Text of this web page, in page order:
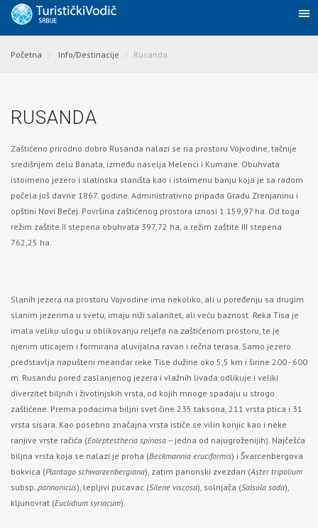
Početna Info/Destinacije Rusanda
RUSANDA
Zaštićeno prirodno dobro Rusanda nalazi se na prostoru Vojvodine, tačnije
središnjem delu Banata, između naselja Melenci i Kumane. Obuhvata
istoimeno jezero i slatinska staništa kao i istoimenu banju koja je sa radom
počela još davne 1867. godine. Administrativno pripada Gradu Zrenjaninu i
opštini Novi Bečej. Površina zaštićenog prostora iznosi 1.159,97 ha. Od toga
režim zaštite II stepena obuhvata 397,72 ha, a režim zaštite III stepena
762,25 ha.
Slanih jezera na prostoru Vojvodine ima nekoliko, ali u poređenju sa drugim
slanim jezerima u svetu, imaju niži salanitet, ali veću baznost. Reka Tisa je
imala veliku ulogu u oblikovanju reljefa na zaštićenom prostoru, te je
njenim uticajem i formirana aluvijalna ravan i rečna terasa. Samo jezero
predstavlja napušteni meandar reke Tise dužine oko 5,5 km i širine 200 - 600
m. Rusandu pored zaslanjenog jezera i vlažnih livada odlikuje i veliki
diverzitet biljnih i životinjskih vrsta, od kojih mnoge spadaju u strogo
zaštićene. Prema podacima biljni svet čine 235 taksona, 211 vrsta ptica i 31
vrsta sisara. Kao posebno značajna vrsta ističe se vilin konjic kao i neke
ranjive vrste račića (Eoleptestheria spinosa – jedna od najugroženijih). Najčešća
biljna vrsta koja se nalazi je proha (Beckmannia eruciformis) i Švarcenbergova
bokvica (Plantago schwarzenbergiana), zatim panonski zvezdan (Aster tripolium
subsp. pannonicus), lepljivi pucavac (Silene viscosa), solnjača (Salsola soda),
kljunovrat (Euclidium syriacum).